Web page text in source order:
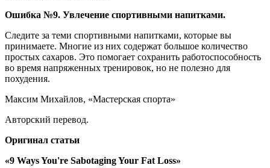
Ошибка №9. Увлечение спортивными напитками.
Следите за теми спортивными напитками, которые вы
принимаете. Многие из них содержат большое количество
простых сахаров. Это помогает сохранить работоспособность
во время напряженных тренировок, но не полезно для
похудения.
Максим Михайлов, «Мастерская спорта»
Авторский перевод.
Оригинал статьи
«9 Ways You're Sabotaging Your Fat Loss»